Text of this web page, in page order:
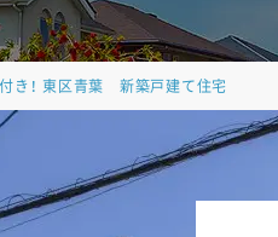
！ 東区青葉 新築戸建て住宅